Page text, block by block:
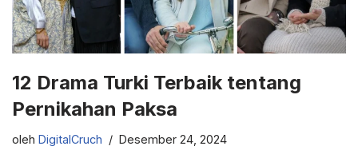
12 Drama Turki Terbaik tentang
Pernikahan Paksa
oleh DigitalCruch Desember 24, 2024